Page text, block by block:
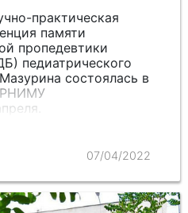
практическая
памяти
пропедевтики
педиатрического
азурина состоялась в
РНИМУ
07/04/2022